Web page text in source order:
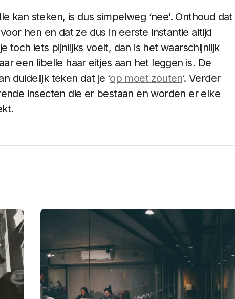
kan steken, is dus simpelweg ‘nee’. Onthoud dat
hen en dat ze dus in eerste instantie altijd
toch iets pijnlijks voelt, dan is het waarschijnlijk
een libelle haar eitjes aan het leggen is. De
duidelijk teken dat je ‘op moet zouten‘. Verder
insecten die er bestaan en worden er elke